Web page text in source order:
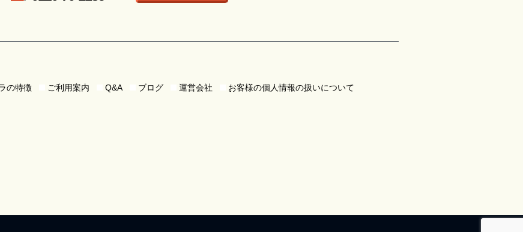
の特徴 ご利用案内 Q&A ブログ 運営会社 お客様の個人情報の扱いについて